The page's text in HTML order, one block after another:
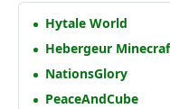
Hytale World
Hebergeur
NationsGlory
PeaceAndCube